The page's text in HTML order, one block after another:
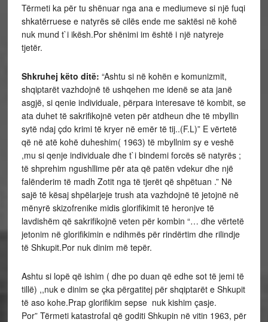
Tërmeti ka për tu shënuar nga ana e mediumeve si një fuqi
shkatërruese e natyrës së cilës ende me saktësi në kohë
nuk mund t`i ikësh.Por shënimi im është i një natyreje
tjetër.
Shkruhej këto ditë: “Ashtu si në kohën e komunizmit,
shqiptarët vazhdojnë të ushqehen me idenë se ata janë
asgjë, si qenie individuale, përpara interesave të kombit, se
ata duhet të sakrifikojnë veten për atdheun dhe të mbyllin
sytë ndaj çdo krimi të kryer në emër të tij..(F.L)” E vërtetë
që në atë kohë duheshim( 1963) të mbyllnim sy e veshë
,mu si qenje individuale dhe t`i bindemi forcës së natyrës ;
të shprehim ngushllime për ata që patën vdekur dhe një
falënderim të madh Zotit nga të tjerët që shpëtuan .” Në
sajë të kësaj shpëlarjeje trush ata vazhdojnë të jetojnë në
mënyrë skizofrenike midis glorifikimit të heronjve të
lavdishëm që sakrifikojnë veten për kombin “… dhe vërtetë
jetonim në glorifikimin e ndihmës për rindërtim dhe rilindje
të Shkupit.Por nuk dinim më tepër.
Ashtu si lopë që ishim ( dhe po duan që edhe sot të jemi të
tillë) ,,nuk e dinim se çka përgatitej për shqiptarët e Shkupit
të aso kohe.Prap glorifikim sepse nuk kishim çasje.
Por” Tërmeti katastrofal që goditi Shkupin në vitin 1963, për